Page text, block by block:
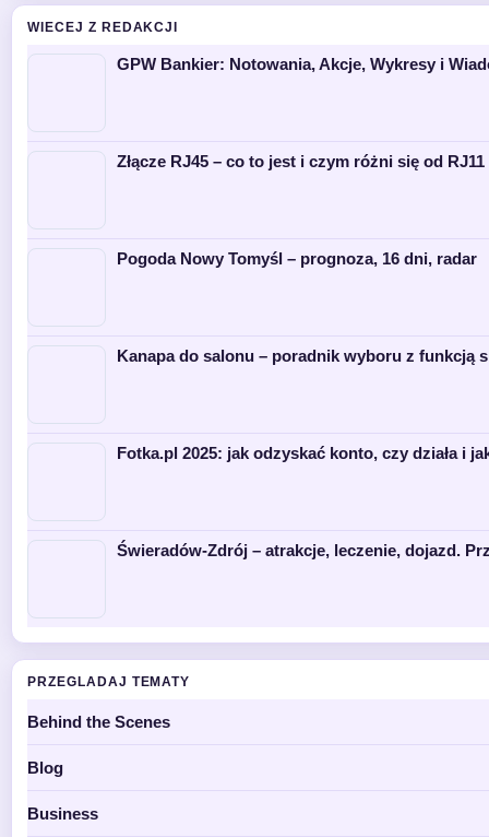
WIECEJ Z REDAKCJI
GPW Bankier: Notowania, Akcje, Wykresy i
Złącze RJ45 – co to jest i czym różni się od
Pogoda Nowy Tomyśl – prognoza, 16 dni, radar
Kanapa do salonu – poradnik wyboru z funkcją
Fotka.pl 2025: jak odzyskać konto, czy działa i
Świeradów-Zdrój – atrakcje, leczenie, dojazd.
PRZEGLADAJ TEMATY
Behind the Scenes
Blog
Business